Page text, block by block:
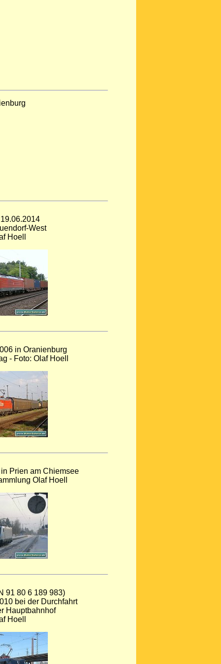
West
Hoell
in Oranienburg
- Foto: Olaf Hoell
Prien am Chiemsee
Olaf Hoell
91 80 6 189 983)
bei der Durchfahrt
Hauptbahnhof
Hoell